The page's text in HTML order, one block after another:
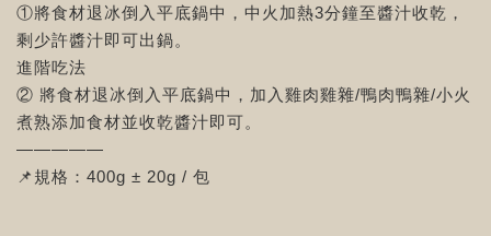
①將食材退冰倒入平底鍋中，中火加熱3分鐘至醬汁收乾，
剩少許醬汁即可出鍋。
進階吃法
② 將食材退冰倒入平底鍋中，加入雞肉雞雜/鴨肉鴨雜/小火
煮熟添加食材並收乾醬汁即可。
—————
📌規格：400g ± 20g / 包